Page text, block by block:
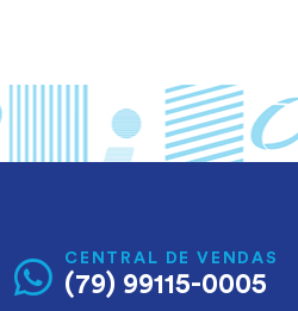
CENTRAL DE VENDAS
(79) 99115-0005